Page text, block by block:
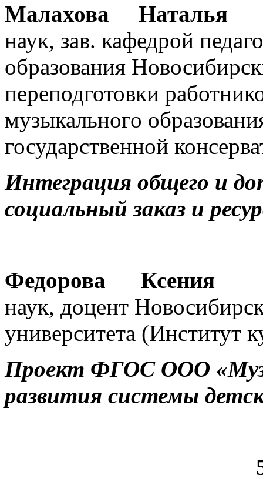
Малахова Наталья
наук, зав. кафедрой
образования
переподготовки
музыкального
государственной
Интеграция общего и
социальный заказ и
Федорова Ксения
наук, доцент
университета (Институт
Проект ФГОС ООО
развития системы